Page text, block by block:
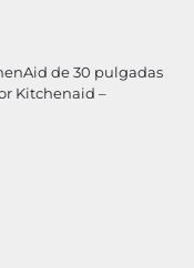
de 30 pulgadas
Kitchenaid –